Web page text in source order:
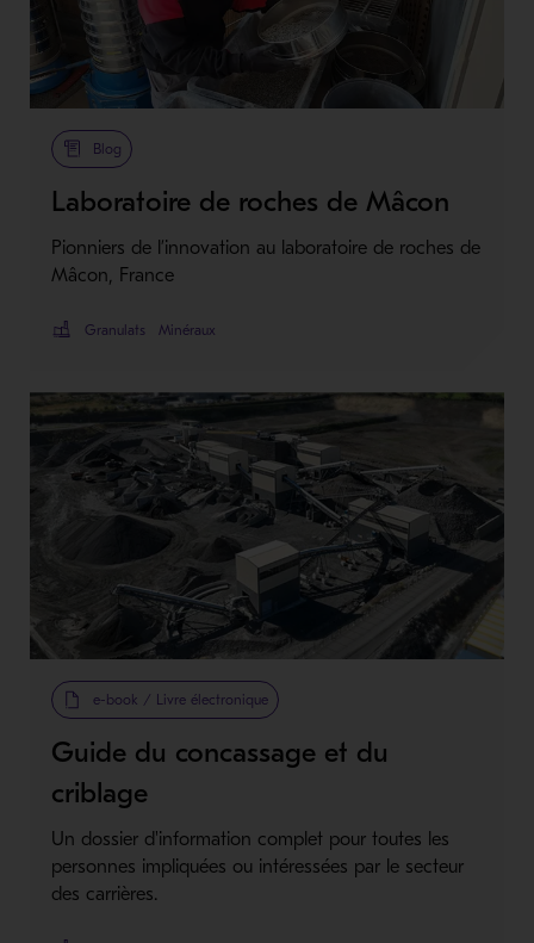
Blog
Laboratoire de roches de Mâcon
Pionniers de l’innovation au laboratoire de roches de
Mâcon, France
Granulats Minéraux
e-book / Livre électronique
Guide du concassage et du
criblage
Un dossier d'information complet pour toutes les
personnes impliquées ou intéressées par le secteur
des carrières.